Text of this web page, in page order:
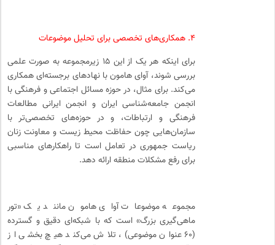
۴. همکاری‌های تخصصی برای تحلیل موضوعات
برای اینکه هر یک از این ۱۵ زیرمجموعه به صورت علمی
بررسی شوند، آوای هامون با نهادهای برجسته‌ای همکاری
می‌کند. برای مثال، در حوزه مسائل اجتماعی و فرهنگی با
انجمن جامعه‌شناسی ایران و انجمن ایرانی مطالعات
فرهنگی و ارتباطات، و در حوزه‌های تخصصی‌تر با
سازمان‌هایی چون حفاظت محیط زیست و معاونت زنان
ریاست جمهوری در تعامل است تا راهکارهای مناسبی
برای رفع مشکلات منطقه ارائه دهد.
مجموعه موضوعات آوای هامون مانند یک «تور
ماهی‌گیری بزرگ» است که با شبکه‌ای دقیق و گسترده
(۶۰ عنوان موضوعی)، تلاش می‌کند هیچ بخشی از